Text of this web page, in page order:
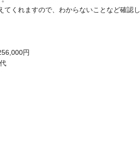
てくれますので、わからないことなど確認し
円